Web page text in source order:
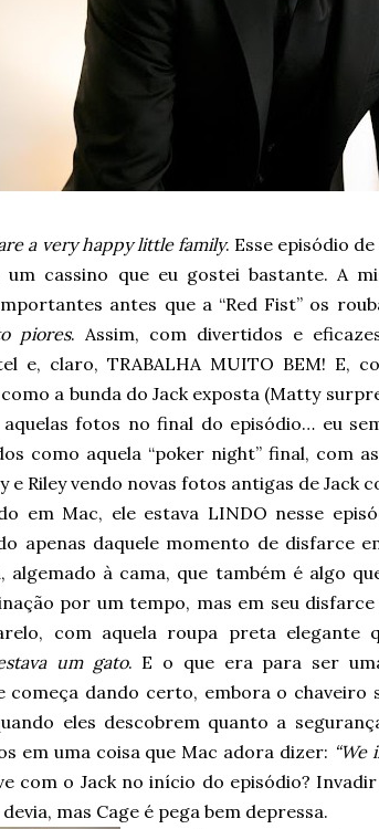
a very happy little family. Esse episódio de
um cassino que eu gostei bastante. A
antes que a “Red Fist” os
piores. Assim, com divertidos e
e, claro, TRABALHA MUITO BEM! E,
a bunda do Jack exposta (Matty
aquelas fotos no final do episódio… eu
como aquela “poker night” final, com
e Riley vendo novas fotos antigas de Jack
em Mac, ele estava LINDO nesse
apenas daquele momento de disfarce
algemado à cama, que também é algo
por um tempo, mas em seu
com aquela roupa preta elegante
um gato. E o que era para ser
começa dando certo, embora o chaveiro
eles descobrem quanto a
em uma coisa que Mac adora dizer: “We
com o Jack no início do episódio?
mas Cage é pega bem depressa.